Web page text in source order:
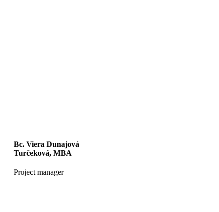
Bc. Viera Dunajová
Turčeková, MBA
Project manager